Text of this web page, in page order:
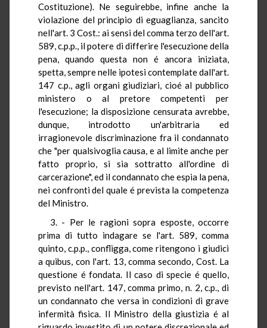
Costituzione). Ne seguirebbe, infine anche la
violazione del principio di eguaglianza, sancito
nell'art. 3 Cost.: ai sensi del comma terzo dell'art.
589, c.p.p., il potere di differire l'esecuzione della
pena, quando questa non é ancora iniziata,
spetta, sempre nelle ipotesi contemplate dall'art.
147 c.p., agli organi giudiziari, cioé al pubblico
ministero o al pretore competenti per
l'esecuzione; la disposizione censurata avrebbe,
dunque, introdotto un'arbitraria ed
irragionevole discriminazione fra il condannato
che "per qualsivoglia causa, e al limite anche per
fatto proprio, si sia sottratto all'ordine di
carcerazione", ed il condannato che espia la pena,
nei confronti del quale é prevista la competenza
del Ministro.
3. - Per le ragioni sopra esposte, occorre
prima di tutto indagare se l'art. 589, comma
quinto, c.p.p., confligga, come ritengono i giudici
a quibus, con l'art. 13, comma secondo, Cost. La
questione é fondata. Il caso di specie é quello,
previsto nell'art. 147, comma primo, n. 2, c.p., di
un condannato che versa in condizioni di grave
infermità fisica. Il Ministro della giustizia é al